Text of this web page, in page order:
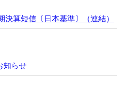
決算短信〔日本基準〕（連結）
知らせ